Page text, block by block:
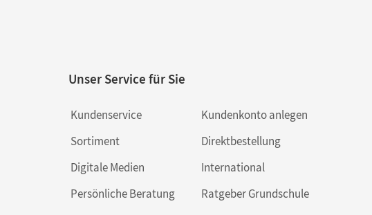
Unser Service für Sie
Kundenservice
Sortiment
Digitale Medien
Persönliche Beratung
Kundenkonto anlegen
Direktbestellung
International
Ratgeber Grundschule